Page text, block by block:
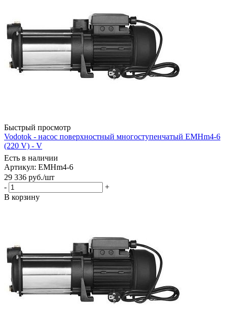
Быстрый просмотр
Vodotok - насос поверхностный многоступенчатый EMHm4-6
(220 V) - V
Есть в наличии
Артикул: EMHm4-6
29 336 руб./шт
-
+
В корзину